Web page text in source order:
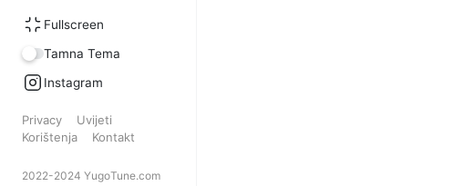
Fullscreen
Tamna Tema
Instagram
Privacy
Uvijeti
Korištenja
Kontakt
2022-2024 YugoTune.com